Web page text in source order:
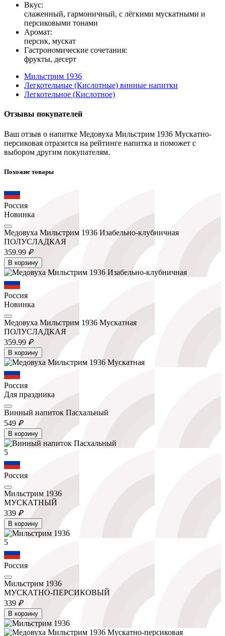
Вкус:
слаженный, гармоничный, с лёгкими мускатными и
персиковыми тонами
Аромат:
персик, мускат
Гастрономические сочетания:
фрукты, десерт
Мильстрим 1936
Легкотельные (Кислотные) винные напитки
Легкотельное (Кислотное)
Отзывы покупателей
Ваш отзыв о напитке Медовуха Мильстрим 1936 Мускатно-
персиковая отразится на рейтинге напитка и поможет с
выбором другим покупателям.
Похожие товары
Россия
Новинка
Медовуха Мильстрим 1936 Изабельно-клубничная
ПОЛУСЛАДКАЯ
359.99 ₽
В корзину
Россия
Новинка
Медовуха Мильстрим 1936 Мускатная
ПОЛУСЛАДКАЯ
359.99 ₽
В корзину
Россия
Для праздника
Винный напиток Пасхальный
549 ₽
В корзину
5
Россия
Мильстрим 1936
МУСКАТНЫЙ
339 ₽
В корзину
5
Россия
Мильстрим 1936
МУСКАТНО-ПЕРСИКОВЫЙ
339 ₽
В корзину